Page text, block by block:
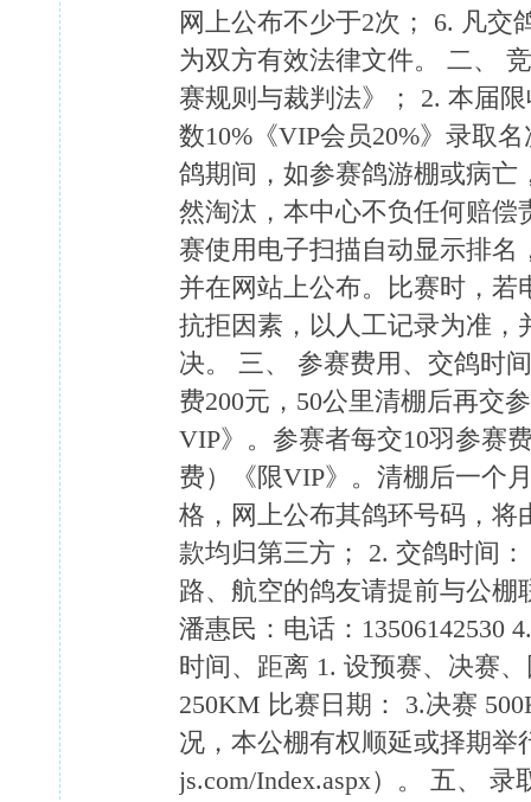
网上公布不少于2次； 6. 凡交
为双方有效法律文件。 二、
赛规则与裁判法》； 2. 本届
数10%《VIP会员20%》录取
鸽期间，如参赛鸽游棚或病亡
然淘汰，本中心不负任何赔偿
赛使用电子扫描自动显示排
并在网站上公布。比赛时，
抗拒因素，以人工记录为准
决。 三、 参赛费用、交鸽时
费200元，50公里清棚后再交
VIP》。参赛者每交10羽参赛
费）《限VIP》。清棚后一个
格，网上公布其鸽环号码，
款均归第三方； 2. 交鸽时间
路、航空的鸽友请提前与公
潘惠民：电话：13506142530
时间、距离 1. 设预赛、决赛
250KM 比赛日期： 3.决赛
况，本公棚有权顺延或择期举
js.com/Index.aspx）。 五、